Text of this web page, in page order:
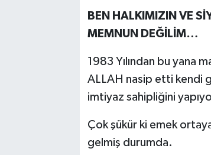
BEN HALKIMIZIN VE
MEMNUN DEĞİLİM…
1983 Yılından bu yana
ALLAH nasip etti kendi
imtiyaz sahipliğini
Çok şükür ki emek
gelmiş durumda.